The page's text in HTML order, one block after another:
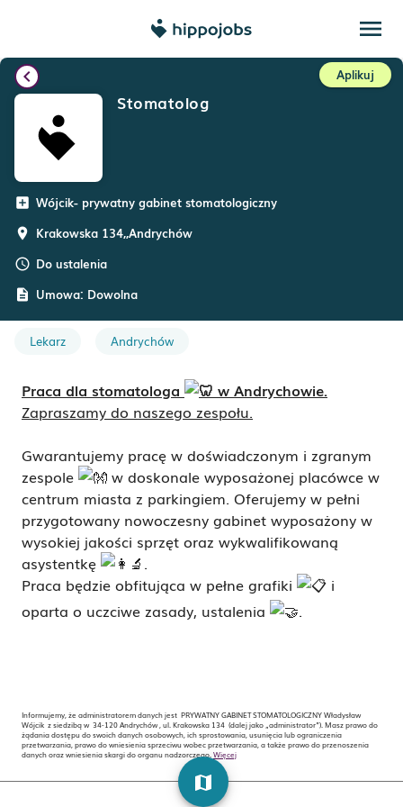
menu
chevron_left Aplikuj
Stomatolog
add_box Wójcik- prywatny gabinet stomatologiczny
room Krakowska 134,,Andrychów
schedule Do ustalenia
description Umowa: Dowolna
Lekarz Andrychów
Praca dla stomatologa
w Andrychowie.
Zapraszamy do naszego zespołu.
Gwarantujemy pracę w doświadczonym i zgranym
zespole
w doskonale wyposażonej placówce w
centrum miasta z parkingiem. Oferujemy w pełni
przygotowany nowoczesny gabinet wyposażony w
wysokiej jakości sprzęt oraz wykwalifikowaną
asystentkę
.
Praca będzie obfitująca w pełne grafiki
i
oparta o uczciwe zasady, ustalenia
.
Informujemy, że administratorem danych jest PRYWATNY GABINET STOMATOLOGICZNY Władysław
Wójcik z siedzibą w 34-120 Andrychów , ul. Krakowska 134 (dalej jako „administrator”). Masz prawo do
żądania dostępu do swoich danych osobowych, ich sprostowania, usunięcia lub ograniczenia
przetwarzania, prawo do wniesienia sprzeciwu wobec przetwarzania, a także prawo do przenoszenia
danych oraz wniesienia skargi do organu nadzorczego. Więcej
map